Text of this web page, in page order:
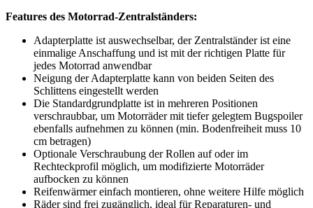
Features des Motorrad-Zentralständers:
Adapterplatte ist auswechselbar, der Zentralständer ist eine
einmalige Anschaffung und ist mit der richtigen Platte für
jedes Motorrad anwendbar
Neigung der Adapterplatte kann von beiden Seiten des
Schlittens eingestellt werden
Die Standardgrundplatte ist in mehreren Positionen
verschraubbar, um Motorräder mit tiefer gelegtem Bugspoiler
ebenfalls aufnehmen zu können (min. Bodenfreiheit muss 10
cm betragen)
Optionale Verschraubung der Rollen auf oder im
Rechteckprofil möglich, um modifizierte Motorräder
aufbocken zu können
Reifenwärmer einfach montieren, ohne weitere Hilfe möglich
Räder sind frei zugänglich, ideal für Reparaturen- und